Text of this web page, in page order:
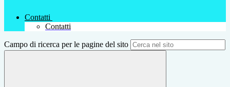
Contatti
Contatti
Campo di ricerca per le pagine del sito